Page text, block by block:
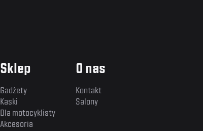
Sklep
Gadżety
Kaski
Dla motocyklisty
Akcesoria
O nas
Kontakt
Salony